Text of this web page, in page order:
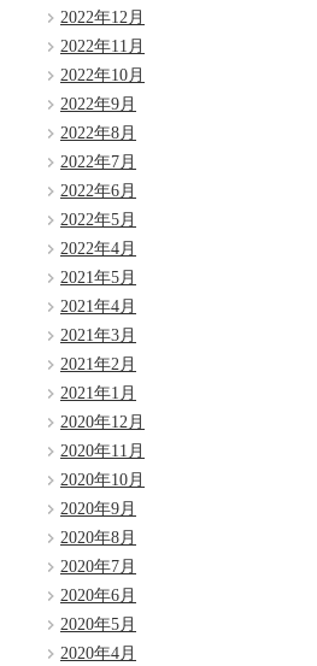
2022年12月
2022年11月
2022年10月
2022年9月
2022年8月
2022年7月
2022年6月
2022年5月
2022年4月
2021年5月
2021年4月
2021年3月
2021年2月
2021年1月
2020年12月
2020年11月
2020年10月
2020年9月
2020年8月
2020年7月
2020年6月
2020年5月
2020年4月